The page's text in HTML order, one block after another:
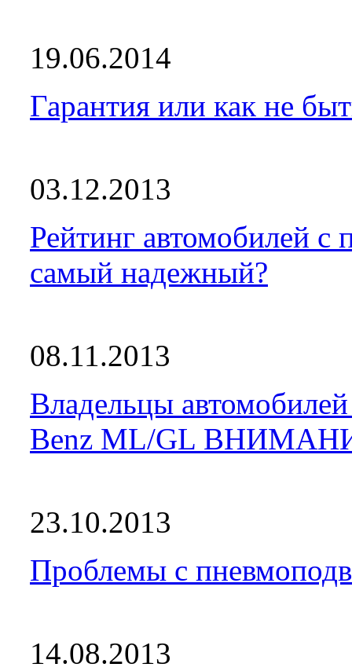
19.06.2014
Гарантия или как не
03.12.2013
Рейтинг автомобилей с
самый надежный?
08.11.2013
Владельцы
Benz ML/GL
23.10.2013
Проблемы с
14.08.2013